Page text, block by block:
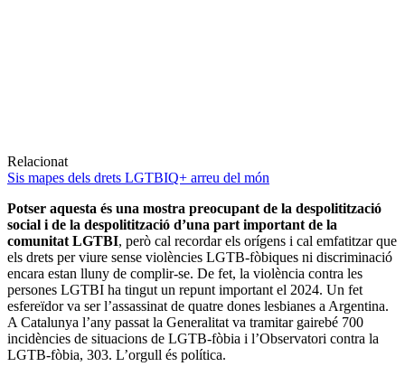
Relacionat
Sis mapes dels drets LGTBIQ+ arreu del món
Potser aquesta és una mostra preocupant de la despolitització
social i de la despolitització d’una part important de la
comunitat LGTBI, però cal recordar els orígens i cal emfatitzar que
els drets per viure sense violències LGTB-fòbiques ni discriminació
encara estan lluny de complir-se. De fet, la violència contra les
persones LGTBI ha tingut un repunt important el 2024. Un fet
esfereïdor va ser l’assassinat de quatre dones lesbianes a Argentina.
A Catalunya l’any passat la Generalitat va tramitar gairebé 700
incidències de situacions de LGTB-fòbia i l’Observatori contra la
LGTB-fòbia, 303. L’orgull és política.